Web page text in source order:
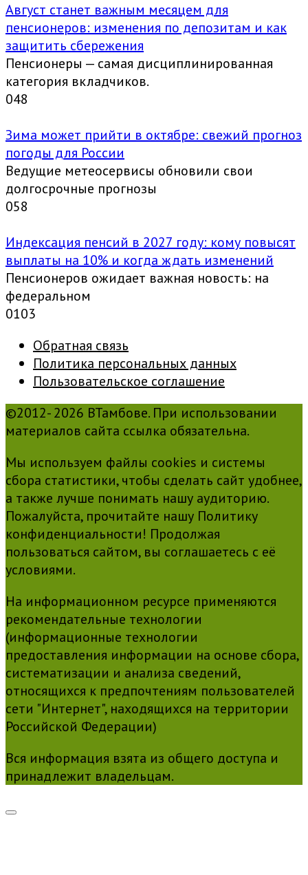
Август станет важным месяцем для
пенсионеров: изменения по депозитам и как
защитить сбережения
Пенсионеры — самая дисциплинированная
категория вкладчиков.
048
Зима может прийти в октябре: свежий прогноз
погоды для России
Ведущие метеосервисы обновили свои
долгосрочные прогнозы
058
Индексация пенсий в 2027 году: кому повысят
выплаты на 10% и когда ждать изменений
Пенсионеров ожидает важная новость: на
федеральном
0103
Обратная связь
Политика персональных данных
Пользовательское соглашение
©2012- 2026 ВТамбове. При использовании
материалов сайта ссылка обязательна.
Мы используем файлы cookies и системы
сбора статистики, чтобы сделать сайт удобнее,
а также лучше понимать нашу аудиторию.
Пожалуйста, прочитайте нашу Политику
конфиденциальности! Продолжая
пользоваться сайтом, вы соглашаетесь с её
условиями.
На информационном ресурсе применяются
рекомендательные технологии
(информационные технологии
предоставления информации на основе сбора,
систематизации и анализа сведений,
относящихся к предпочтениям пользователей
сети "Интернет", находящихся на территории
Российской Федерации)
Вся информация взята из общего доступа и
принадлежит владельцам.